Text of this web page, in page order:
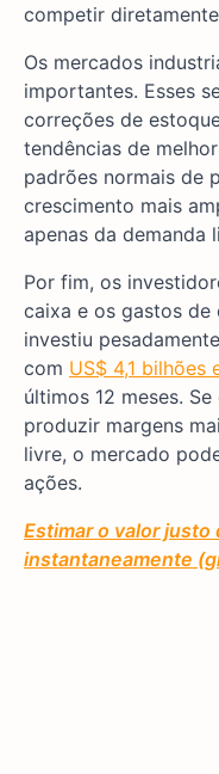
competir
Os mercados
importantes. Esses
correções de
tendências de
padrões normais de
crescimento mais
apenas da demanda
Por fim, os
caixa e os gastos de
investiu
com US$ 4,1 bilhões
últimos 12 meses.
produzir margens
livre, o mercado
ações.
Estimar o valor justo
instantaneamente